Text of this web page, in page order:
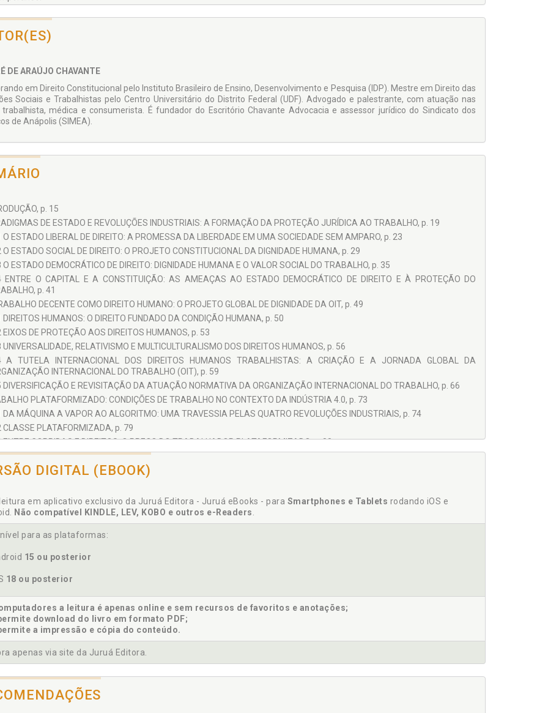
DE ARAÚJO CHAVANTE
em Direito Constitucional pelo Instituto Brasileiro de Ensino, Desenvolvimento e Pesquisa (IDP). Mestre em Direito das
Sociais e Trabalhistas pelo Centro Universitário do Distrito Federal (UDF). Advogado e palestrante, com atuação nas
trabalhista, médica e consumerista. É fundador do Escritório Chavante Advocacia e assessor jurídico do Sindicato dos
de Anápolis (SIMEA).
p. 15
DE ESTADO E REVOLUÇÕES INDUSTRIAIS: A FORMAÇÃO DA PROTEÇÃO JURÍDICA AO TRABALHO, p. 19
O ESTADO LIBERAL DE DIREITO: A PROMESSA DA LIBERDADE EM UMA SOCIEDADE SEM AMPARO, p. 23
O ESTADO SOCIAL DE DIREITO: O PROJETO CONSTITUCIONAL DA DIGNIDADE HUMANA, p. 29
O ESTADO DEMOCRÁTICO DE DIREITO: DIGNIDADE HUMANA E O VALOR SOCIAL DO TRABALHO, p. 35
ENTRE O CAPITAL E A CONSTITUIÇÃO: AS AMEAÇAS AO ESTADO DEMOCRÁTICO DE DIREITO E À PROTEÇÃO DO
p. 41
DECENTE COMO DIREITO HUMANO: O PROJETO GLOBAL DE DIGNIDADE DA OIT, p. 49
DIREITOS HUMANOS: O DIREITO FUNDADO DA CONDIÇÃO HUMANA, p. 50
EIXOS DE PROTEÇÃO AOS DIREITOS HUMANOS, p. 53
UNIVERSALIDADE, RELATIVISMO E MULTICULTURALISMO DOS DIREITOS HUMANOS, p. 56
A TUTELA INTERNACIONAL DOS DIREITOS HUMANOS TRABALHISTAS: A CRIAÇÃO E A JORNADA GLOBAL DA
INTERNACIONAL DO TRABALHO (OIT), p. 59
DIVERSIFICAÇÃO E REVISITAÇÃO DA ATUAÇÃO NORMATIVA DA ORGANIZAÇÃO INTERNACIONAL DO TRABALHO, p. 66
PLATAFORMIZADO: CONDIÇÕES DE TRABALHO NO CONTEXTO DA INDÚSTRIA 4.0, p. 73
DA MÁQUINA A VAPOR AO ALGORITMO: UMA TRAVESSIA PELAS QUATRO REVOLUÇÕES INDUSTRIAIS, p. 74
CLASSE PLATAFORMIZADA, p. 79
ENTRE CORRIDAS E DIREITOS: O PREÇO DO TRABALHADOR PLATAFORMIZADO, p. 88
PARA UM FUTURO MELHOR: RECONSTRUINDO A DIGNIDADE HUMANA NO TRABALHO DIGITAL, p. 99
O TRABALHO DECENTE: ONDE A TECNOLOGIA DEVE SERVIR E O HOMEM EXISTIR, p. 107
p. 133
p. 139
DIGITAL (EBOOK)
em aplicativo exclusivo da Juruá Editora - Juruá eBooks - para Smartphones e Tablets rodando iOS e
Não compatível KINDLE, LEV, KOBO e outros e-Readers.
para as plataformas:
15 ou posterior
18 ou posterior
a leitura é apenas online e sem recursos de favoritos e anotações;
download do livro em formato PDF;
a impressão e cópia do conteúdo.
apenas via site da Juruá Editora.